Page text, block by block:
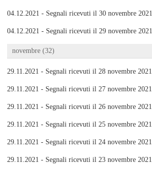
04.12.2021 - Segnali ricevuti il 30 novembre 2021
04.12.2021 - Segnali ricevuti il 29 novembre 2021
novembre (32)
29.11.2021 - Segnali ricevuti il 28 novembre 2021
29.11.2021 - Segnali ricevuti il 27 novembre 2021
29.11.2021 - Segnali ricevuti il 26 novembre 2021
29.11.2021 - Segnali ricevuti il 25 novembre 2021
29.11.2021 - Segnali ricevuti il 24 novembre 2021
29.11.2021 - Segnali ricevuti il 23 novembre 2021